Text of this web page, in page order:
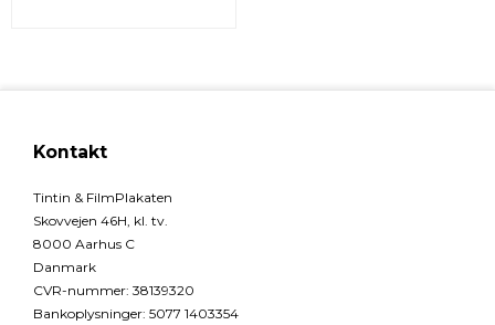
Kontakt
Tintin & FilmPlakaten
Skovvejen 46H, kl. tv.
8000 Aarhus C
Danmark
CVR-nummer: 38139320
Bankoplysninger: 5077 1403354